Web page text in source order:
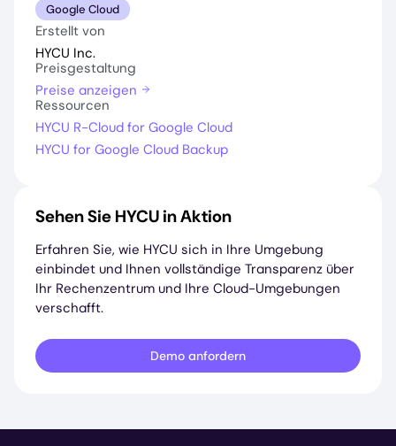
Google Cloud
Erstellt von
HYCU Inc.
Preisgestaltung
Preise anzeigen
Ressourcen
HYCU R-Cloud for Google Cloud
HYCU for Google Cloud Backup
Sehen Sie HYCU in Aktion
Erfahren Sie, wie HYCU sich in Ihre Umgebung
einbindet und Ihnen vollständige Transparenz über
Ihr Rechenzentrum und Ihre Cloud-Umgebungen
verschafft.
Demo anfordern